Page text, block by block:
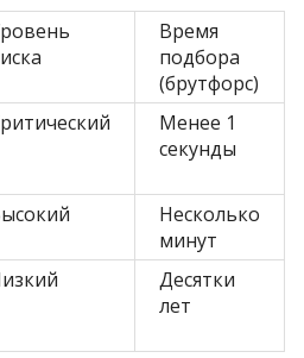
Время
подбора
(брутфорс)
Менее 1
секунды
Несколько
минут
Десятки
лет